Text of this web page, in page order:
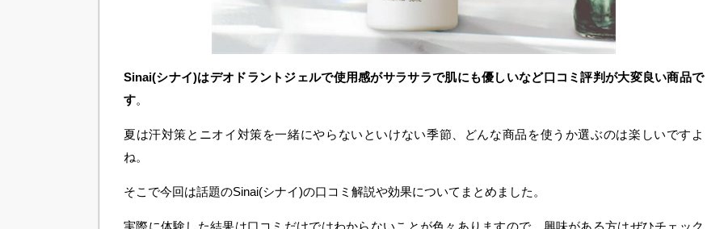
Sinai(シナイ)はデオドラントジェルで使用感がサラサラで肌にも優しいなど口コミ評判が大変良い商品で
す。
夏は汗対策とニオイ対策を一緒にやらないといけない季節、どんな商品を使うか選ぶのは楽しいですよ
ね。
そこで今回は話題のSinai(シナイ)の口コミ解説や効果についてまとめました。
実際に体験した結果は口コミだけではわからないことが色々ありますので、興味がある方はぜひチェック